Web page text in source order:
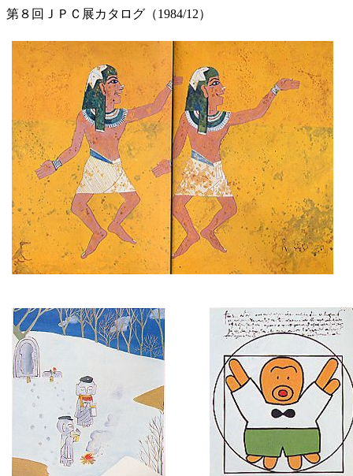
第８回ＪＰＣ展カタログ（1984/12）